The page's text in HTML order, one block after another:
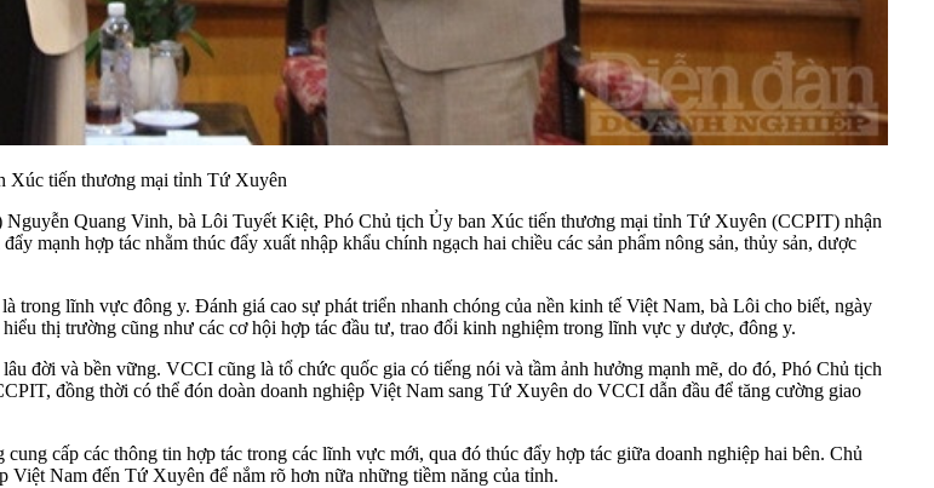
Xúc tiến thương mại tỉnh Tứ Xuyên
Quang Vinh, bà Lôi Tuyết Kiệt, Phó Chủ tịch Ủy ban Xúc tiến thương mại tỉnh Tứ Xuyên (CCPIT) nhận
mạnh hợp tác nhằm thúc đẩy xuất nhập khẩu chính ngạch hai chiều các sản phẩm nông sản, thủy sản, dược
trong lĩnh vực đông y. Đánh giá cao sự phát triển nhanh chóng của nền kinh tế Việt Nam, bà Lôi cho biết, ngày
thị trường cũng như các cơ hội hợp tác đầu tư, trao đổi kinh nghiệm trong lĩnh vực y dược, đông y.
đời và bền vững. VCCI cũng là tổ chức quốc gia có tiếng nói và tầm ảnh hưởng mạnh mẽ, do đó, Phó Chủ tịch
đồng thời có thể đón doàn doanh nghiệp Việt Nam sang Tứ Xuyên do VCCI dẫn đầu để tăng cường giao
cấp các thông tin hợp tác trong các lĩnh vực mới, qua đó thúc đẩy hợp tác giữa doanh nghiệp hai bên. Chủ
Nam đến Tứ Xuyên để nắm rõ hơn nữa những tiềm năng của tỉnh.